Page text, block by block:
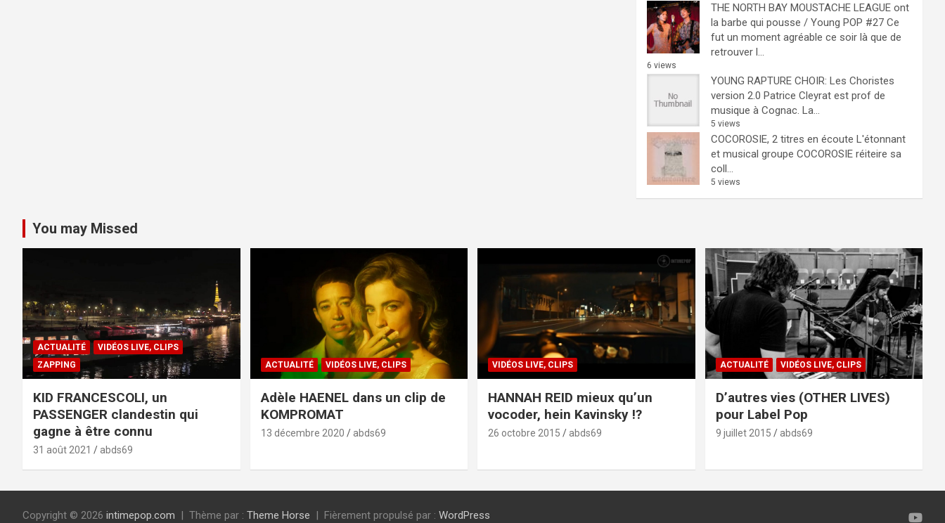
THE NORTH BAY MOUSTACHE LEAGUE ont
la barbe qui pousse / Young POP #27 Ce
fut un moment agréable ce soir là que de
retrouver l...
6 views
YOUNG RAPTURE CHOIR: Les Choristes
version 2.0 Patrice Cleyrat est prof de
musique à Cognac. La...
5 views
COCOROSIE, 2 titres en écoute L'étonnant
et musical groupe COCOROSIE réiteire sa
coll...
5 views
You may Missed
ACTUALITÉ
VIDÉOS LIVE, CLIPS
ZAPPING
KID FRANCESCOLI, un
PASSENGER clandestin qui
gagne à être connu
31 août 2021 abds69
ACTUALITÉ VIDÉOS LIVE, CLIPS
Adèle HAENEL dans un clip de
KOMPROMAT
13 décembre 2020 abds69
VIDÉOS LIVE, CLIPS
HANNAH REID mieux qu’un
vocoder, hein Kavinsky !?
26 octobre 2015 abds69
ACTUALITÉ VIDÉOS LIVE, CLIPS
D’autres vies (OTHER LIVES)
pour Label Pop
9 juillet 2015 abds69
Copyright © 2026 intimepop.com Thème par : Theme Horse Fièrement propulsé par : WordPress